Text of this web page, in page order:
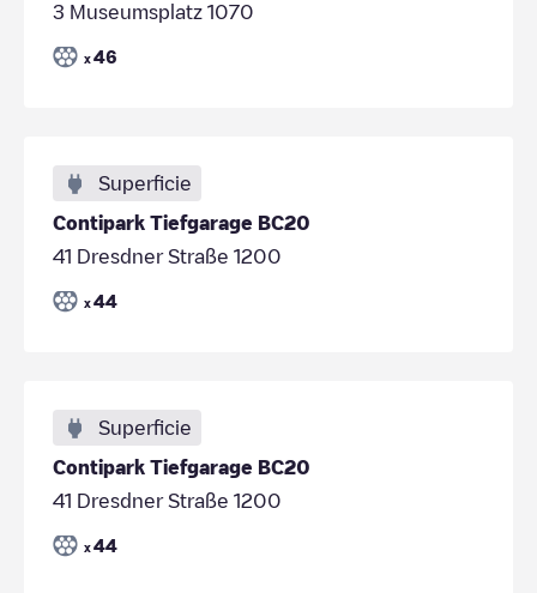
3 Museumsplatz 1070
x 46
Superficie
Contipark Tiefgarage BC20
41 Dresdner Straße 1200
x 44
Superficie
Contipark Tiefgarage BC20
41 Dresdner Straße 1200
x 44